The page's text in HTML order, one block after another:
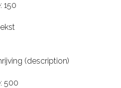
150
(description)
500